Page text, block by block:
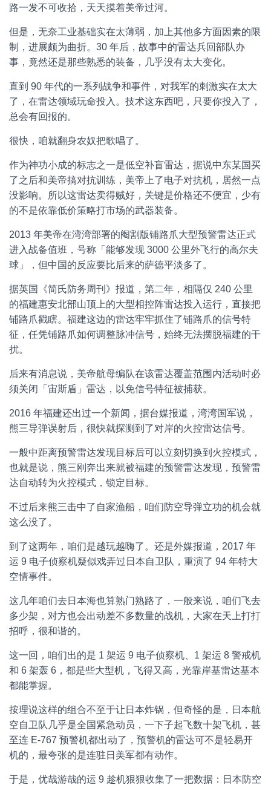
路一发不可收拾，天天摸着美帝过河。
但是，无奈工业基础实在太薄弱，加上其他多方面因素的限
制，进展颇为曲折。30 年后，故事中的雷达兵回部队办
事，竟然还是那些熟悉的装备，几乎没有太大变化。
直到 90 年代的一系列战争和事件，对我军的刺激实在太大
了，在雷达领域玩命投入。技术这东西吧，只要你投入了，
总会有回报的。
很快，咱就翻身农奴把歌唱了。
作为神功小成的标志之一是低空补盲雷达，据说中东某国买
了之后和美帝搞对抗训练，美帝上了电子对抗机，居然一点
没影响。所以这雷达卖得贼好，关键是价格还不便宜，少有
的不是依靠低价策略打市场的武器装备。
2013 年美帝在湾湾部署的阉割版铺路爪大型预警雷达正式
进入战备值班，号称「能够发现 3000 公里外飞行的高尔夫
球」，但中国的反应要比后来的萨德平淡多了。
据英国《简氏防务周刊》报道，第二年，相隔仅 240 公里
的福建惠安北部山顶上的大型相控阵雷达投入运行，直接把
铺路爪戳瞎。福建这边的雷达牢牢抓住了铺路爪的信号特
征，任凭铺路爪如何调整脉冲信号，始终无法摆脱福建的干
扰。
后来有消息说，美帝航母编队在该雷达覆盖范围内活动时必
须关闭「宙斯盾」雷达，以免信号特征被捕获。
2016 年福建还出过一个新闻，据台媒报道，湾湾国军说，
熊三导弹误射后，很快就探测到了对岸的火控雷达信号。
一般中距离预警雷达发现目标后可以立刻切换到火控模式，
也就是说，熊三刚奔出来就被福建的预警雷达发现，预警雷
达自动转为火控模式，锁定目标。
不过后来熊三击中了自家渔船，咱们防空导弹立功的机会就
这么没了。
到了这两年，咱们是越玩越嗨了。还是外媒报道，2017 年
运 9 电子侦察机疑似戏弄过日本自卫队，重演了 94 年特大
空情事件。
这几年咱们去日本海也算熟门熟路了，一般来说，咱们飞去
多少架，对方也会出动差不多数量的战机，大家在天上打打
招呼，很和谐的。
这一回，咱们出的是 1 架运 9 电子侦察机、1 架运 8 警戒机
和 6 架轰 6，都是些大型机，飞得又高，光靠岸基雷达基本
都能掌握。
按理说这样的组合不至于让日本炸锅，但奇怪的是，日本航
空自卫队几乎是全国紧急动员，一下子起飞数十架飞机，甚
至连 E-767 预警机都出动了，预警机的雷达可不是轻易开
机的，最夸张的是连驻日美军都有动作。
于是，优哉游哉的运 9 趁机狠狠收集了一把数据：日本防空